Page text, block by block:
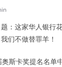
：这家华人银行
们不做替罪羊！
斯卡奖提名名单